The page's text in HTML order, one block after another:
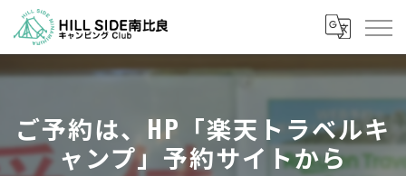
ご予約は、HP「楽天トラベルキ
ャンプ」予約サイトから